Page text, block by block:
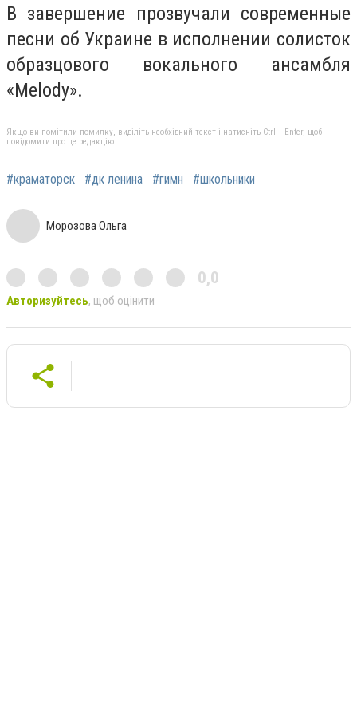
В завершение прозвучали современные
песни об Украине в исполнении солисток
образцового вокального ансамбля
«Melody».
Якщо ви помітили помилку, виділіть необхідний текст і натисніть Ctrl + Enter, щоб
повідомити про це редакцію
#краматорск #дк ленина #гимн #школьники
Морозова Ольга
0,0
Авторизуйтесь, щоб оцінити